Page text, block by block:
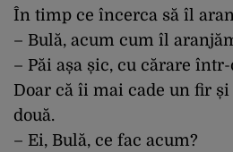
În timp ce încerca să îl
– Bulă, acum cum îl
– Păi așa șic, cu cărare într-
Doar că îi mai cade un fir
două.
– Ei, Bulă, ce fac acum?